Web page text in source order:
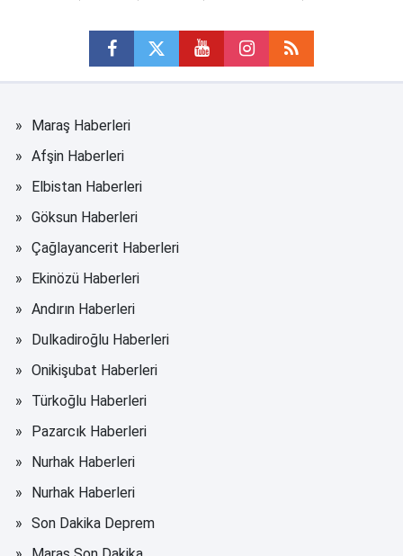
Maraş Haberleri
Afşin Haberleri
Elbistan Haberleri
Göksun Haberleri
Çağlayancerit Haberleri
Ekinözü Haberleri
Andırın Haberleri
Dulkadiroğlu Haberleri
Onikişubat Haberleri
Türkoğlu Haberleri
Pazarcık Haberleri
Nurhak Haberleri
Nurhak Haberleri
Son Dakika Deprem